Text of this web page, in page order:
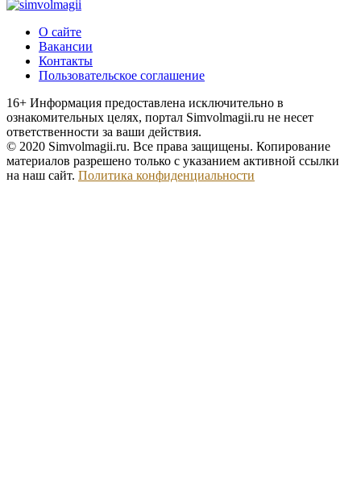
О сайте
Вакансии
Контакты
Пользовательское соглашение
16+ Информация предоставлена исключительно в
ознакомительных целях, портал Simvolmagii.ru не несет
ответственности за ваши действия.
© 2020 Simvolmagii.ru. Все права защищены. Копирование
материалов разрешено только с указанием активной ссылки
на наш сайт. Политика конфиденциальности